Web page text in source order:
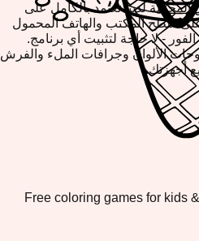
لدينا تعتمد بالكامل على
سطح المكتب والهاتف المحمول
الفور - لا حاجة لتثبيت أي برنامج.
الألوان وجرافات الملء والفرش
أجهزتك.
Free coloring games for kids